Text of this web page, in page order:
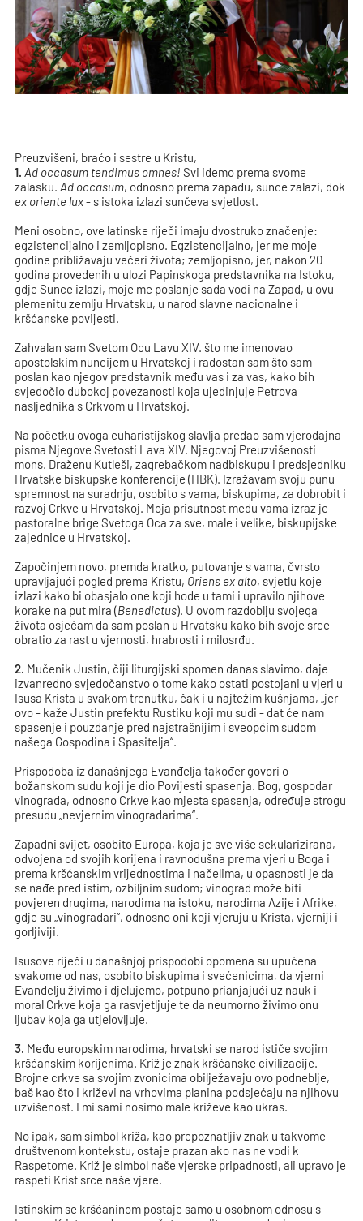
Preuzvišeni, braćo i sestre u Kristu,
1.Ad occasum tendimus omnes! Svi idemo prema svome
zalasku.Ad occasum, odnosno prema zapadu, sunce zalazi, dok
ex oriente lux- s istoka izlazi sunčeva svjetlost.
Meni osobno, ove latinske riječi imaju dvostruko značenje:
egzistencijalno i zemljopisno. Egzistencijalno, jer me moje
godine približavaju večeri života; zemljopisno, jer, nakon 20
godina provedenih u ulozi Papinskoga predstavnika na Istoku,
gdje Sunce izlazi, moje me poslanje sada vodi na Zapad, u ovu
plemenitu zemlju Hrvatsku, u narod slavne nacionalne i
kršćanske povijesti.
Zahvalan sam Svetom Ocu Lavu XIV. što me imenovao
apostolskim nuncijem u Hrvatskoj i radostan sam što sam
poslan kao njegov predstavnik među vas i za vas, kako bih
svjedočio dubokoj povezanosti koja ujedinjuje Petrova
nasljednika s Crkvom u Hrvatskoj.
Na početku ovoga euharistijskog slavlja predao sam vjerodajna
pisma Njegove Svetosti Lava XIV. Njegovoj Preuzvišenosti
mons. Draženu Kutleši, zagrebačkom nadbiskupu i predsjedniku
Hrvatske biskupske konferencije (HBK). Izražavam svoju punu
spremnost na suradnju, osobito s vama, biskupima, za dobrobit i
razvoj Crkve u Hrvatskoj. Moja prisutnost među vama izraz je
pastoralne brige Svetoga Oca za sve, male i velike, biskupijske
zajednice u Hrvatskoj.
Započinjem novo, premda kratko, putovanje s vama, čvrsto
upravljajući pogled prema Kristu, Oriens ex alto, svjetlu koje
izlazi kako bi obasjalo one koji hode u tami i upravilo njihove
korake na put mira (Benedictus). U ovom razdoblju svojega
života osjećam da sam poslan u Hrvatsku kako bih svoje srce
obratio za rast u vjernosti, hrabrosti i milosrđu.
2. Mučenik Justin, čiji liturgijski spomen danas slavimo, daje
izvanredno svjedočanstvo o tome kako ostati postojani u vjeri u
Isusa Krista u svakom trenutku, čak i u najtežim kušnjama, „jer
ovo - kaže Justin prefektu Rustiku koji mu sudi - dat će nam
spasenje i pouzdanje pred najstrašnijim i sveopćim sudom
našega Gospodina i Spasitelja“.
Prispodoba iz današnjega Evanđelja također govori o
božanskom sudu koji je dio Povijesti spasenja. Bog, gospodar
vinograda, odnosno Crkve kao mjesta spasenja, određuje strogu
presudu „nevjernim vinogradarima“.
Zapadni svijet, osobito Europa, koja je sve više sekularizirana,
odvojena od svojih korijena i ravnodušna prema vjeri u Boga i
prema kršćanskim vrijednostima i načelima, u opasnosti je da
se nađe pred istim, ozbiljnim sudom; vinograd može biti
povjeren drugima, narodima na istoku, narodima Azije i Afrike,
gdje su „vinogradari“, odnosno oni koji vjeruju u Krista, vjerniji i
gorljiviji.
Isusove riječi u današnjoj prispodobi opomena su upućena
svakome od nas, osobito biskupima i svećenicima, da vjerni
Evanđelju živimo i djelujemo, potpuno prianjajući uz nauk i
moral Crkve koja ga rasvjetljuje te da neumorno živimo onu
ljubav koja ga utjelovljuje.
3. Među europskim narodima, hrvatski se narod ističe svojim
kršćanskim korijenima. Križ je znak kršćanske civilizacije.
Brojne crkve sa svojim zvonicima obilježavaju ovo podneblje,
baš kao što i križevi na vrhovima planina podsjećaju na njihovu
uzvišenost. I mi sami nosimo male križeve kao ukras.
No ipak, sam simbol križa, kao prepoznatljiv znak u takvome
društvenom kontekstu, ostaje prazan ako nas ne vodi k
Raspetome. Križ je simbol naše vjerske pripadnosti, ali upravo je
raspeti Krist srce naše vjere.
Istinskim se kršćaninom postaje samo u osobnom odnosu s